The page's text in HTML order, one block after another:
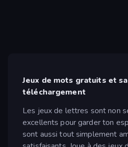
Jeux de mots gratuits et
téléchargement
Les jeux de lettres sont non
excellents pour garder ton
sont aussi tout simplement